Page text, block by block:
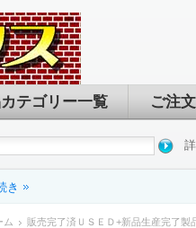
テゴリー一覧 ご注
き
ム 販売完了済ＵＳＥＤ+新品生産完了製